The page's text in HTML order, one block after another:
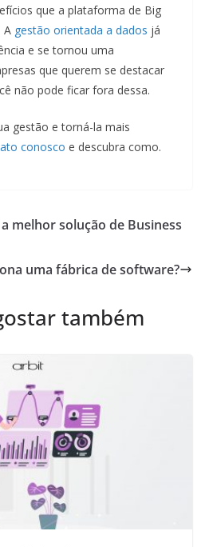
que a plataforma de Big
A gestão orientada a dados já
e se tornou uma
que querem se destacar
não pode ficar fora dessa.
gestão e torná-la mais
conosco e descubra como.
melhor solução de Business
uma fábrica de software?
também